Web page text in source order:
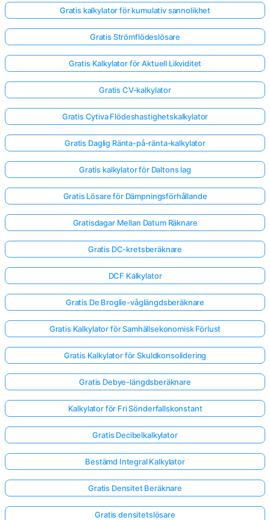
Gratis kalkylator för kumulativ sannolikhet
Gratis Strömflödeslösare
Gratis Kalkylator för Aktuell Likviditet
Gratis CV-kalkylator
Gratis Cytiva Flödeshastighetskalkylator
Gratis Daglig Ränta-på-ränta-kalkylator
Gratis kalkylator för Daltons lag
Gratis Lösare för Dämpningsförhållande
Gratisdagar Mellan Datum Räknare
Gratis DC-kretsberäknare
DCF Kalkylator
Gratis De Broglie-våglängdsberäknare
Gratis Kalkylator för Samhällsekonomisk Förlust
Gratis Kalkylator för Skuldkonsolidering
Gratis Debye-längdsberäknare
Kalkylator för Fri Sönderfallskonstant
Gratis Decibelkalkylator
Bestämd Integral Kalkylator
Gratis Densitet Beräknare
Gratis densitetslösare